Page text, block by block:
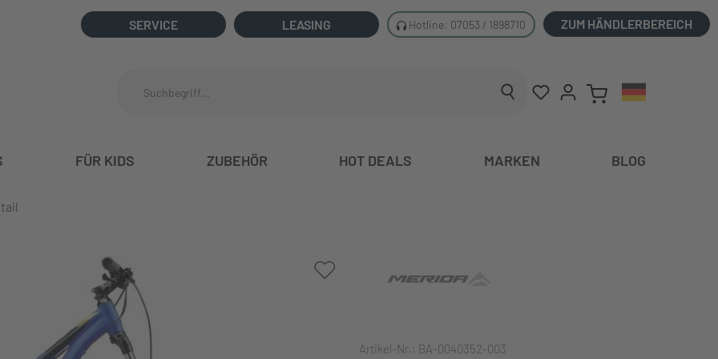
SERVICE LEASING Hotline: 07053 / 1898710 ZUM HÄNDLERBEREICH
FÜR KIDS ZUBEHÖR HOT DEALS MARKEN BLOG
Artikel-Nr.: BA-0040352-003